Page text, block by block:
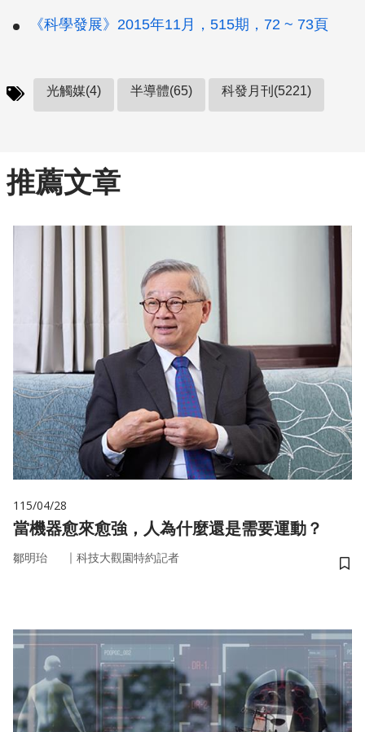
《科學發展》2015年11月，515期，72 ~ 73頁
光觸媒(4) 半導體(65) 科發月刊(5221)
推薦文章
115/04/28
當機器愈來愈強，人為什麼還是需要運動？
鄒明珆 ｜ 科技大觀園特約記者
儲